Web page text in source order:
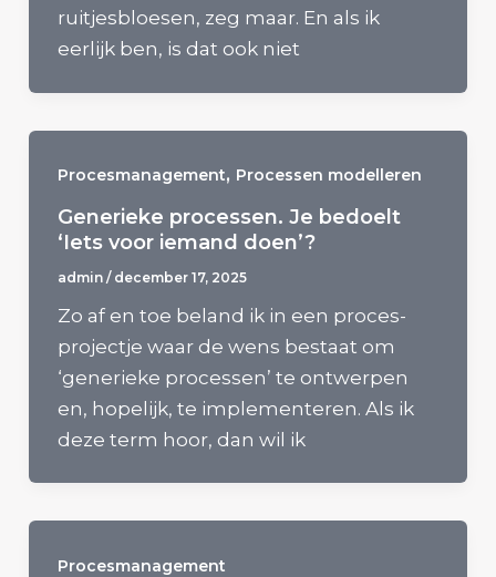
ruitjesbloesen, zeg maar. En als ik
eerlijk ben, is dat ook niet
Procesmanagement, Processen modelleren
Generieke processen. Je bedoelt
‘Iets voor iemand doen’​?
admin / december 17, 2025
Zo af en toe beland ik in een proces-
projectje waar de wens bestaat om
‘generieke processen’ te ontwerpen
en, hopelijk, te implementeren. Als ik
deze term hoor, dan wil ik
Procesmanagement